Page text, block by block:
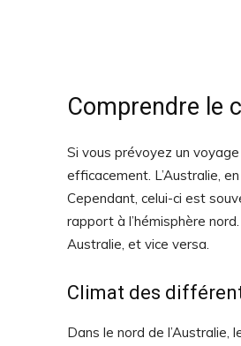
Comprendre le
Si vous prévoyez un
efficacement. L’Australie,
Cependant, celui-ci est
rapport à l’hémisphère nord.
Australie, et vice versa.
Climat des
Dans le nord de